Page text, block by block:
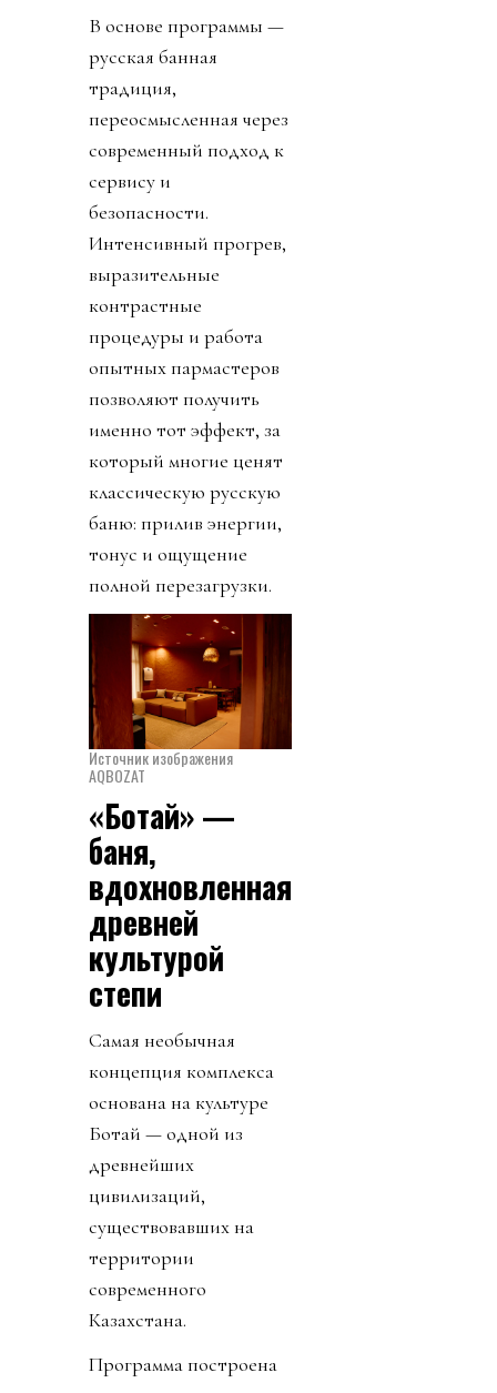
В основе программы —
русская банная
традиция,
переосмысленная через
современный подход к
сервису и
безопасности.
Интенсивный прогрев,
выразительные
контрастные
процедуры и работа
опытных пармастеров
позволяют получить
именно тот эффект, за
который многие ценят
классическую русскую
баню: прилив энергии,
тонус и ощущение
полной перезагрузки.
Источник изображения
AQBOZAT
«Ботай» —
баня,
вдохновленная
древней
культурой
степи
Самая необычная
концепция комплекса
основана на культуре
Ботай — одной из
древнейших
цивилизаций,
существовавших на
территории
современного
Казахстана.
Программа построена